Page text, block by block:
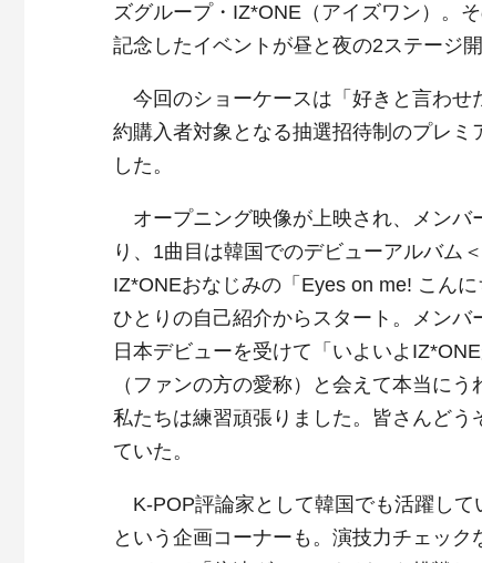
ズグループ・IZ*ONE（アイズワン）。
記念したイベントが昼と夜の2ステージ開
今回のショーケースは「好きと言わせ
約購入者対象となる抽選招待制のプレ
した。
オープニング映像が上映され、メンバ
り、1曲目は韓国でのデビューアルバム
IZ*ONEおなじみの「Eyes on me! こん
ひとりの自己紹介からスタート。メン
日本デビューを受けて「いよいよ
（ファンの方の愛称）と会えて本当に
私たちは練習頑張りました。皆さんど
ていた。
K-POP評論家として韓国でも活躍して
という企画コーナーも。演技力チェッ